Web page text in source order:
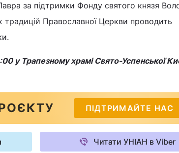
за підтримки Фонду святого князя
традицій Православної Церкви проводить
у Трапезному храмі Свято-Успенської
ПІДТРИМАЙТЕ НАС
Читати УНІАН в Viber